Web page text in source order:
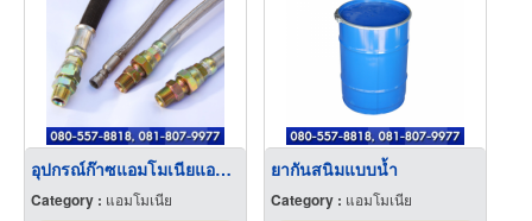
อุปกรณ์ก๊าซแอมโมเนียแอนไฮดรัส
Category : แอมโมเนีย
ยากันสนิมแบบน้ำ
Category : แอมโมเนีย